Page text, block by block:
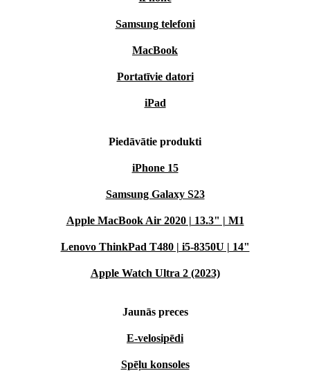
Samsung telefoni
MacBook
Portatīvie datori
iPad
Piedāvātie produkti
iPhone 15
Samsung Galaxy S23
Apple MacBook Air 2020 | 13.3" | M1
Lenovo ThinkPad T480 | i5-8350U | 14"
Apple Watch Ultra 2 (2023)
Jaunās preces
E-velosipēdi
Spēļu konsoles